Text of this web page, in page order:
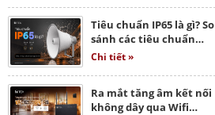
Tiêu chuẩn IP65 là gì? So
sánh các tiêu chuẩn…
Chi tiết »
Ra mắt tăng âm kết nối
không dây qua Wifi…